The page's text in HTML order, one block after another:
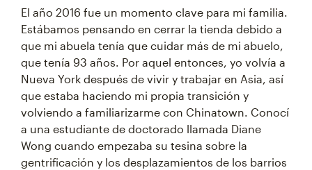
El año 2016 fue un momento clave para mi familia.
Estábamos pensando en cerrar la tienda debido a
que mi abuela tenía que cuidar más de mi abuelo,
que tenía 93 años. Por aquel entonces, yo volvía a
Nueva York después de vivir y trabajar en Asia, así
que estaba haciendo mi propia transición y
volviendo a familiarizarme con Chinatown. Conocí
a una estudiante de doctorado llamada Diane
Wong cuando empezaba su tesina sobre la
gentrificación y los desplazamientos de los barrios